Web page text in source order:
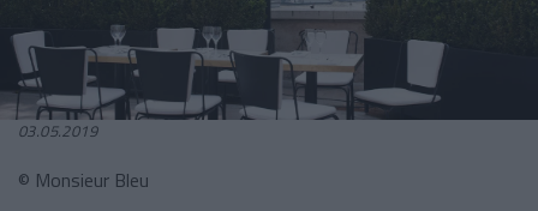
03.05.2019
© Monsieur Bleu